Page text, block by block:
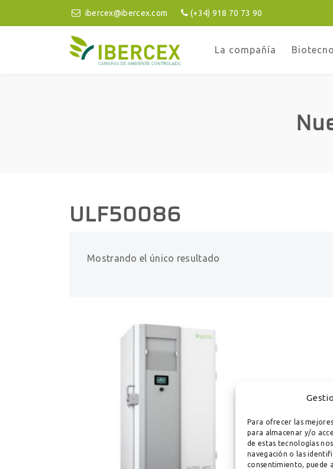
Para ofrecer las
para almacenar y/o
de estas tecnologías
navegación o las
consentimiento, puede
ibercex@ibercex.com (+34) 918 70 73 90
La compañía
ULF50086
Mostrando el único resultado